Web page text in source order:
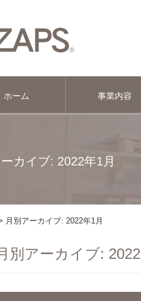
ホーム 事業内容
カイブ: 2022年1月
月別アーカイブ: 2022年1月
別アーカイブ: 2022